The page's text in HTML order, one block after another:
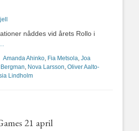
nåddes vid årets Rollo i
Amanda Ahinko, Fia Metsola, Joa
, Nova Larsson, Oliver Aalto-
Lindholm
21 april